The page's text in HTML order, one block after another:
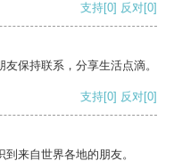
支持[0] 反对[0]
保持联系，分享生活点滴。
支持[0] 反对[0]
来自世界各地的朋友。